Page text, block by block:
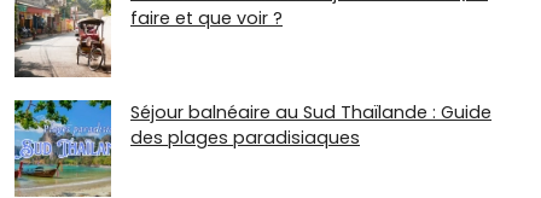
faire et que voir ?
Séjour balnéaire au Sud Thaïlande : Guide
des plages paradisiaques